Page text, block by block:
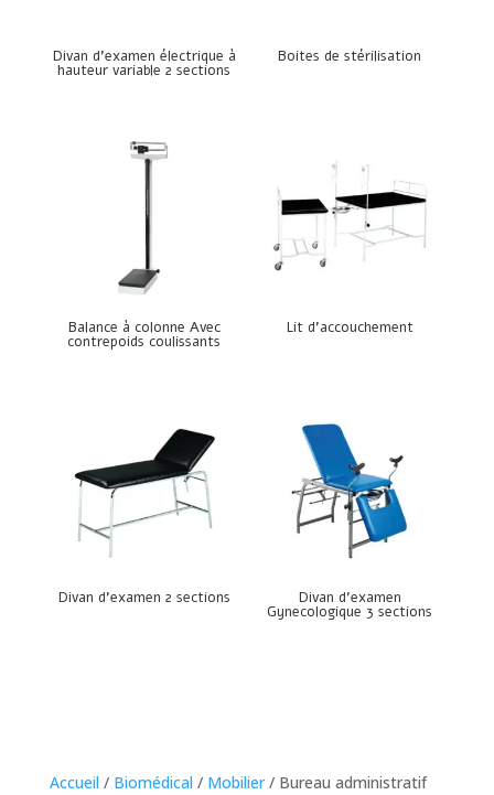
Divan d’examen électrique à
hauteur variable 2 sections
Boites de stérilisation
Balance à colonne Avec
contrepoids coulissants
Lit d’accouchement
Divan d’examen 2 sections Divan d’examen
Gynecologique 3 sections
Accueil / Biomédical / Mobilier/ Bureau administratif